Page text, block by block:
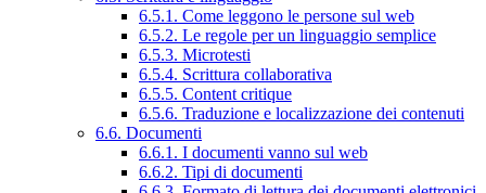
6.5.1. Come leggono le persone sul web
6.5.2. Le regole per un linguaggio semplice
6.5.3. Microtesti
6.5.4. Scrittura collaborativa
6.5.5. Content critique
6.5.6. Traduzione e localizzazione dei contenuti
6.6. Documenti
6.6.1. I documenti vanno sul web
6.6.2. Tipi di documenti